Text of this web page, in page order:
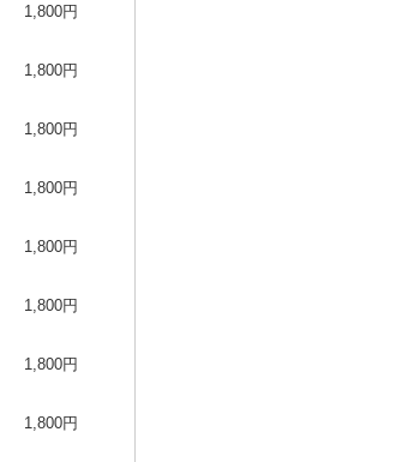
1,800円
1,800円
1,800円
1,800円
1,800円
1,800円
1,800円
1,800円